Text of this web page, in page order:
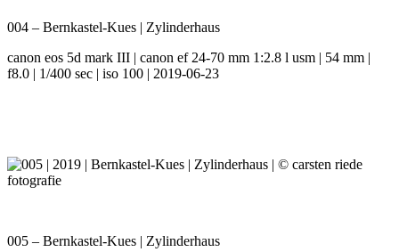
004 – Bernkastel-Kues | Zylinderhaus
canon eos 5d mark III | canon ef 24-70 mm 1:2.8 l usm | 54 mm |
f8.0 | 1/400 sec | iso 100 | 2019-06-23
005 – Bernkastel-Kues | Zylinderhaus